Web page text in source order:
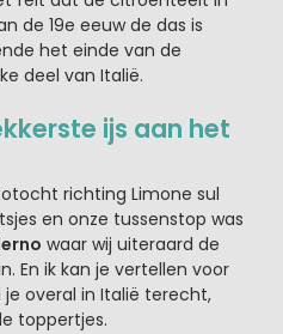
de 19e eeuw de das is
het einde van de
deel van Italië.
ijs aan het
richting Limone sul
en onze tussenstop was
waar wij uiteraard de
En ik kan je vertellen voor
je overal in Italië terecht,
toppertjes.